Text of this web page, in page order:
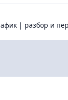
| разбор и